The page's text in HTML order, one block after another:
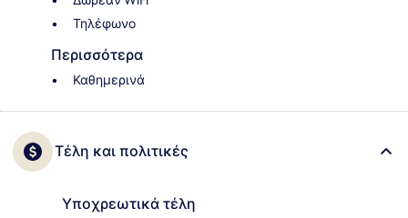
Τηλέφωνο
Περισσότερα
Καθημερινά
Τέλη και πολιτικές
Υποχρεωτικά τέλη